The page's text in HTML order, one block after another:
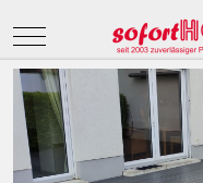
Mobile Menu Toggle